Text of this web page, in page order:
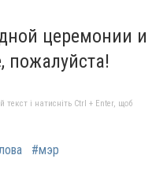
церемонии и
пожалуйста!
текст і натисніть Ctrl + Enter, щоб
#мэр